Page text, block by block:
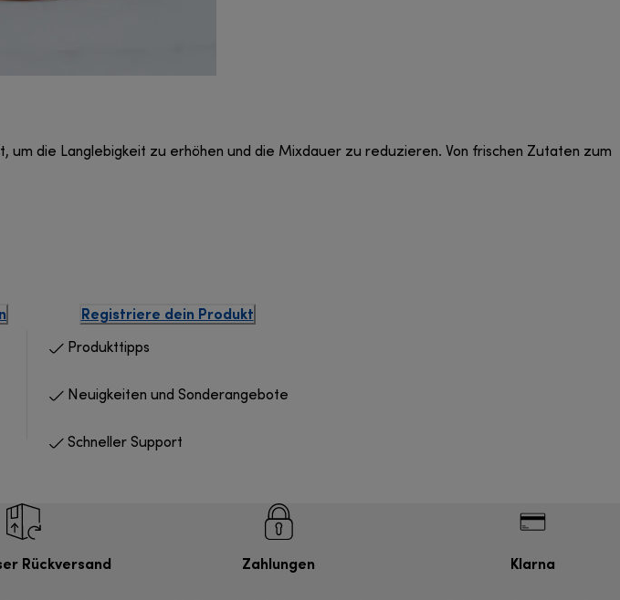
die Langlebigkeit zu erhöhen und die Mixdauer zu reduzieren. Von frischen Zutaten zum
Registriere dein Produkt
Produkttipps
Neuigkeiten und Sonderangebote
Schneller Support
Rückversand Zahlungen Klarna